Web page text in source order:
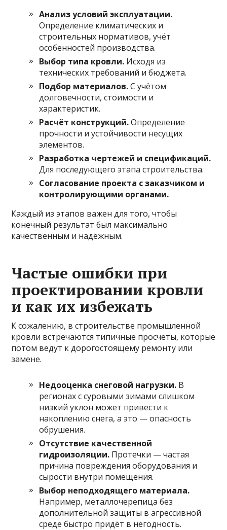
Анализ условий эксплуатации.
Определение климатических и
строительных нормативов, учёт
особенностей производства.
Выбор типа кровли. Исходя из
технических требований и бюджета.
Подбор материалов.С учётом
долговечности, стоимости и
характеристик.
Расчёт конструкций.Определение
прочности и устойчивости несущих
элементов.
Разработка чертежей и спецификаций.
Для последующего этапа строительства.
Согласование проекта с заказчиком и
контролирующими органами.
Каждый из этапов важен для того, чтобы
конечный результат был максимально
качественным и надёжным.
Частые ошибки при
проектировании кровли
и как их избежать
К сожалению, в строительстве промышленной
кровли встречаются типичные просчёты, которые
потом ведут к дорогостоящему ремонту или
замене.
Недооценка снеговой нагрузки. В
регионах с суровыми зимами слишком
низкий уклон может привести к
накоплению снега, а это — опасность
обрушения.
Отсутствие качественной
гидроизоляции. Протечки — частая
причина повреждения оборудования и
сырости внутри помещения.
Выбор неподходящего материала.
Например, металлочерепица без
дополнительной защиты в агрессивной
среде быстро придёт в негодность.